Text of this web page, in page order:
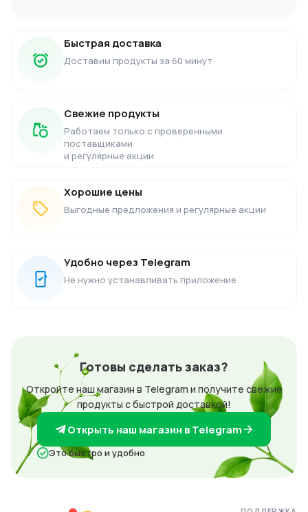
Быстрая доставка
Доставим продукты за 60 минут
Свежие продукты
Работаем только с проверенными
поставщиками
и регулярные акции
Хорошие цены
Выгодные предложения и регулярные акции
Удобно через Telegram
Не нужно устанавливать приложение
Готовы сделать заказ?
Откройте наш магазин в Telegram и получите свежие
продукты с быстрой доставкой!
Открыть наш магазин в Telegram
Это быстро и удобно